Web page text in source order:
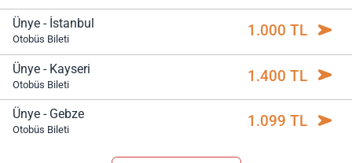
Ünye - İstanbul
Otobüs Bileti 1.000 TL
Ünye - Kayseri
Otobüs Bileti 1.400 TL
Ünye - Gebze
Otobüs Bileti 1.099 TL